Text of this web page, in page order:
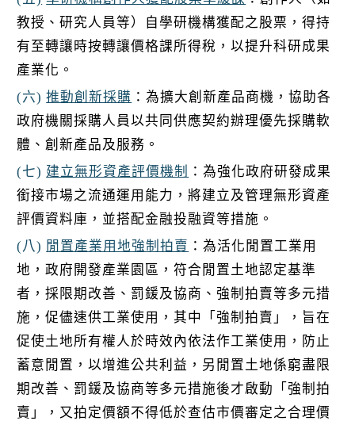
教授、研究人員等）自學研機構獲配之股票，得持
有至轉讓時按轉讓價格課所得稅，以提升科研成果
產業化。
(六)推動創新採購 ：為擴大創新產品商機，協助各
政府機關採購人員以共同供應契約辦理優先採購軟
體、創新產品及服務。
(七) 建立無形資產評價機制
：為強化政府研發成果
銜接市場之流通運用能力，將建立及管理無形資產
評價資料庫，並搭配金融投融資等措施。
(八) 閒置產業用地強制拍賣 ：為活化閒置工業用
地，政府開發產業園區，符合閒置土地認定基準
者，採限期改善、罰鍰及協商、強制拍賣等多元措
施，促儘速供工業使用，其中「強制拍賣」，旨在
促使土地所有權人於時效內依法作工業使用，防止
蓄意閒置，以增進公共利益，另閒置土地係窮盡限
期改善、罰鍰及協商等多元措施後才啟動「強制拍
賣」，又拍定價額不得低於查估市價審定之合理價